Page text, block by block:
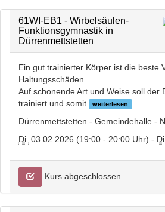
61WI-EB1 - Wirbelsäulen-
Funktionsgymnastik in
Dürrenmettstetten
Ein gut trainierter Körper ist die beste
Haltungsschäden.
Auf schonende Art und Weise soll der
trainiert und somit
weiterlesen
Dürrenmettstetten - Gemeindehalle -
Di. 03.02.2026 (19:00 - 20:00 Uhr) -
Kurs abgeschlossen